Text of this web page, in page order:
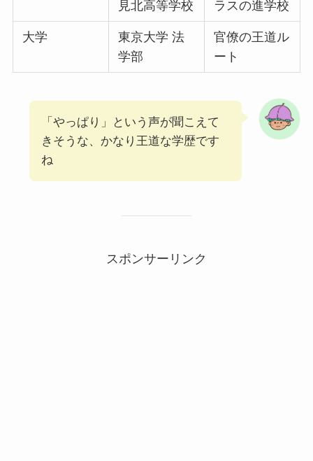
見北高等学校
ラスの進学校
大学
東京大学 法
学部
官僚の王道ル
ート
「やっぱり」という声が聞こえて
きそうな、かなり王道な学歴です
ね
スポンサーリンク